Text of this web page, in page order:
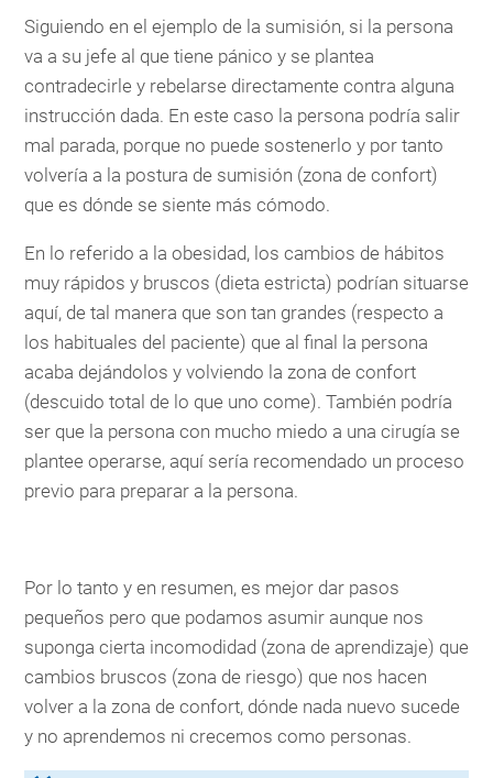
Siguiendo en el ejemplo de la sumisión, si la persona
va a su jefe al que tiene pánico y se plantea
contradecirle y rebelarse directamente contra alguna
instrucción dada. En este caso la persona podría salir
mal parada, porque no puede sostenerlo y por tanto
volvería a la postura de sumisión (zona de confort)
que es dónde se siente más cómodo.
En lo referido a la obesidad, los cambios de hábitos
muy rápidos y bruscos (dieta estricta) podrían situarse
aquí, de tal manera que son tan grandes (respecto a
los habituales del paciente) que al final la persona
acaba dejándolos y volviendo la zona de confort
(descuido total de lo que uno come). También podría
ser que la persona con mucho miedo a una cirugía se
plantee operarse, aquí sería recomendado un proceso
previo para preparar a la persona.
Por lo tanto y en resumen, es mejor dar pasos
pequeños pero que podamos asumir aunque nos
suponga cierta incomodidad (zona de aprendizaje) que
cambios bruscos (zona de riesgo) que nos hacen
volver a la zona de confort, dónde nada nuevo sucede
y no aprendemos ni crecemos como personas.